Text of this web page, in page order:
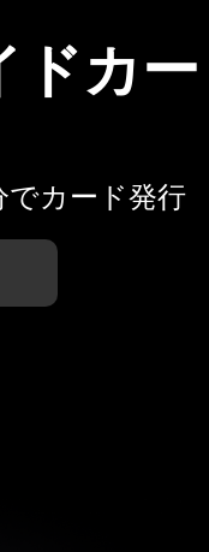
ドカー
でカード発行